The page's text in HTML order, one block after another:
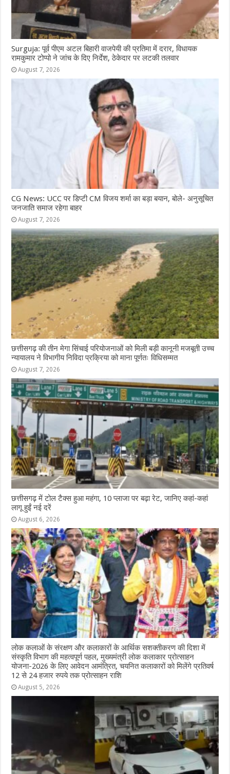
Surguja: पूर्व पीएम अटल बिहारी वाजपेयी की प्रतिमा में दरार, विधायक
रामकुमार टोप्पो ने जांच के दिए निर्देश, ठेकेदार पर लटकी तलवार
August 7, 2026
CG News: UCC पर डिप्टी CM विजय शर्मा का बड़ा बयान, बोले- अनुसूचित
जनजाति समाज रहेगा बाहर
August 7, 2026
छत्तीसगढ़ की तीन मेगा सिंचाई परियोजनाओं को मिली बड़ी कानूनी मजबूती उच्च
न्यायालय ने विभागीय निविदा प्रक्रिया को माना पूर्णतः विधिसम्मत
August 7, 2026
छत्तीसगढ़ में टोल टैक्स हुआ महंगा, 10 प्लाजा पर बढ़ा रेट, जानिए कहां-कहां
लागू हुईं नई दरें
August 6, 2026
लोक कलाओं के संरक्षण और कलाकारों के आर्थिक सशक्तीकरण की दिशा में
संस्कृति विभाग की महत्वपूर्ण पहल, मुख्यमंत्री लोक कलाकार प्रोत्साहन
योजना-2026 के लिए आवेदन आमंत्रित, चयनित कलाकारों को मिलेंगे प्रतिवर्ष
12 से 24 हजार रुपये तक प्रोत्साहन राशि
August 5, 2026